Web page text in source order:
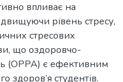
впливає на
рівень стресу,
стресових
що оздоровчо-
(ОРРА) є ефективним
здоров’я студентів.